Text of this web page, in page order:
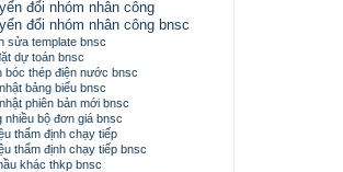
đổi nhóm nhân công
đổi nhóm nhân công bnsc
sửa template bnsc
dự toán bnsc
bóc thép điện nước bnsc
bảng biểu bnsc
phiên bản mới bnsc
nhiều bộ đơn giá bnsc
thẩm định chạy tiếp
thẩm định chạy tiếp bnsc
khác thkp bnsc